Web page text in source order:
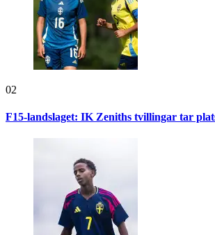
02
F15-landslaget: IK Zeniths tvillingar tar